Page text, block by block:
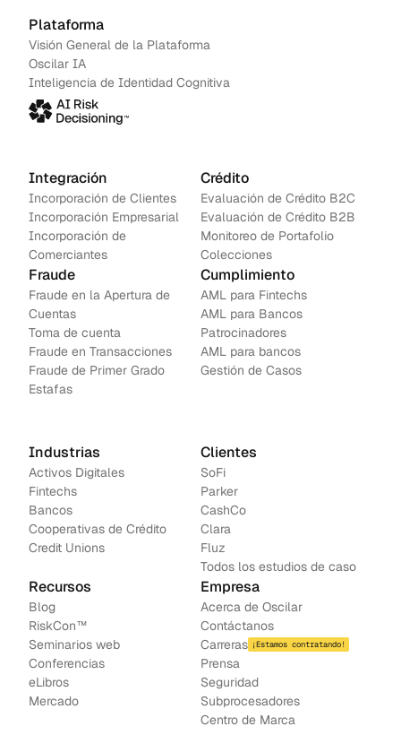
Plataforma
Visión General de la Plataforma
Oscilar IA
Inteligencia de Identidad Cognitiva
Integración
Incorporación de Clientes
Incorporación Empresarial
Incorporación de
Comerciantes
Crédito
Evaluación de Crédito B2C
Evaluación de Crédito B2B
Monitoreo de Portafolio
Colecciones
Fraude
Fraude en la Apertura de
Cuentas
Toma de cuenta
Fraude en Transacciones
Fraude de Primer Grado
Estafas
Cumplimiento
AML para Fintechs
AML para Bancos
Patrocinadores
AML para bancos
Gestión de Casos
Industrias
Activos Digitales
Fintechs
Bancos
Cooperativas de Crédito
Credit Unions
Clientes
SoFi
Parker
CashCo
Clara
Fluz
Todos los estudios de caso
Recursos
Blog
RiskCon™
Seminarios web
Conferencias
eLibros
Mercado
Empresa
Acerca de Oscilar
Contáctanos
Carreras ¡Estamos contratando!
Prensa
Seguridad
Subprocesadores
Centro de Marca